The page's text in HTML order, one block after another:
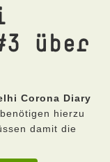
über
Corona Diary
hierzu
damit die